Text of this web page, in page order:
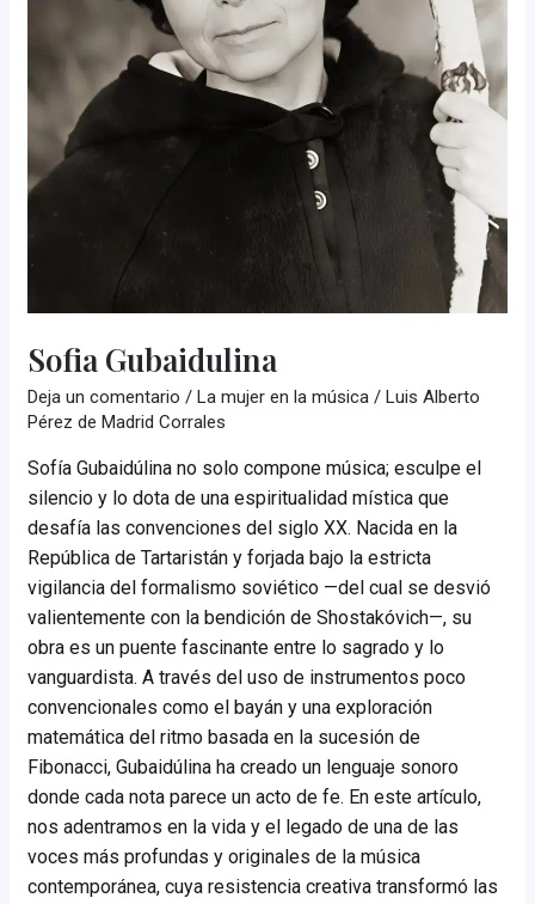
Sofia Gubaidulina
Deja un comentario /La mujer en la música /Luis Alberto
Pérez de Madrid Corrales
Sofía Gubaidúlina no solo compone música; esculpe el
silencio y lo dota de una espiritualidad mística que
desafía las convenciones del siglo XX. Nacida en la
República de Tartaristán y forjada bajo la estricta
vigilancia del formalismo soviético —del cual se desvió
valientemente con la bendición de Shostakóvich—, su
obra es un puente fascinante entre lo sagrado y lo
vanguardista. A través del uso de instrumentos poco
convencionales como el bayán y una exploración
matemática del ritmo basada en la sucesión de
Fibonacci, Gubaidúlina ha creado un lenguaje sonoro
donde cada nota parece un acto de fe. En este artículo,
nos adentramos en la vida y el legado de una de las
voces más profundas y originales de la música
contemporánea, cuya resistencia creativa transformó las